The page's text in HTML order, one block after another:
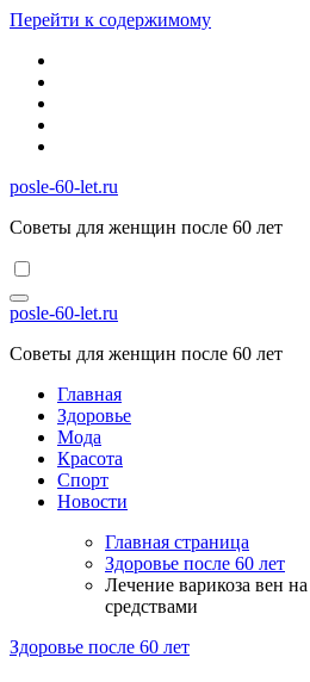
Перейти к содержимому
posle-60-let.ru
Советы для женщин после 60 лет
posle-60-let.ru
Советы для женщин после 60 лет
Главная
Здоровье
Мода
Красота
Спорт
Новости
Главная страница
Здоровье после 60 лет
Лечение варикоза вен
средствами
Здоровье после 60 лет